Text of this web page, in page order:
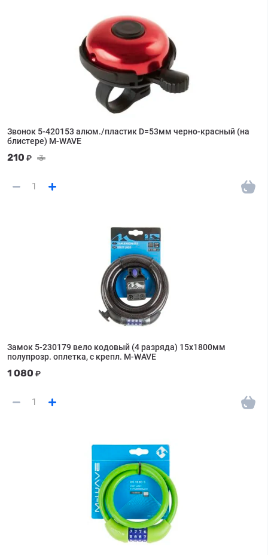
Звонок 5-420153 алюм./пластик D=53мм черно-красный (на
блистере) M-WAVE
210 ₽ 3
Замок 5-230179 вело кодовый (4 разряда) 15х1800мм
полупрозр. оплетка, с крепл. M-WAVE
1 080 ₽